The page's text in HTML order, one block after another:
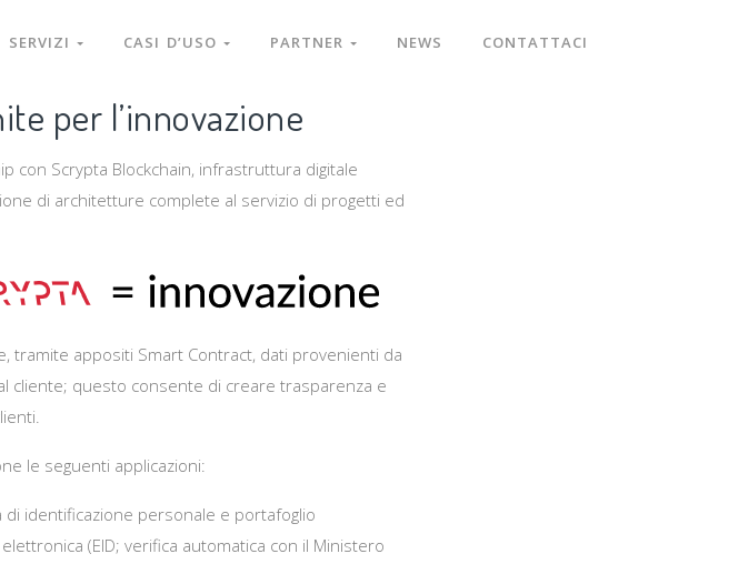
SERVIZI CASI D’USO PARTNER NEWS CONTATTACI
per l’innovazione
con Scrypta Blockchain, infrastruttura digitale
di architetture complete al servizio di progetti ed
tramite appositi Smart Contract, dati provenienti da
cliente; questo consente di creare trasparenza e
le seguenti applicazioni:
identificazione personale e portafoglio
(EID; verifica automatica con il Ministero